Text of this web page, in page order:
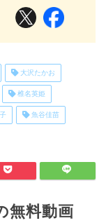
大沢たかお
椎名英姫
魚谷佳苗
無料動画